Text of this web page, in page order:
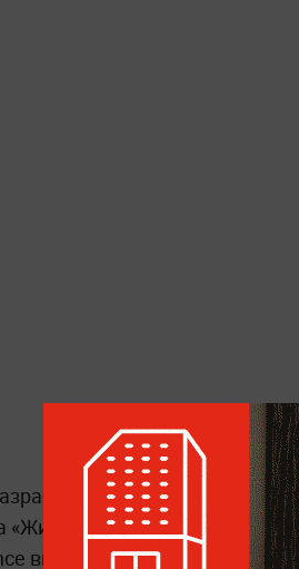
добавили
«Жидкое стекло». Кроме
внедрили во все